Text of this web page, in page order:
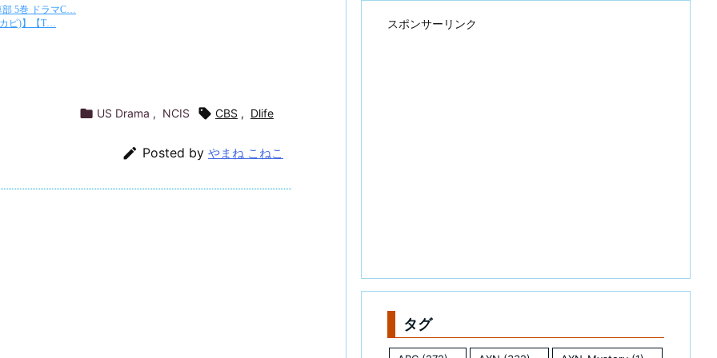
 US Drama , NCIS  CBS , Dlife
 Posted by やまね こねこ
スポンサーリンク
タグ